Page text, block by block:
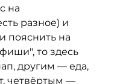
на
разное) и
пояснить на
то здесь
другим — еда,
четвёртым —